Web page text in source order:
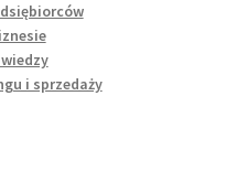
i sprzedaży